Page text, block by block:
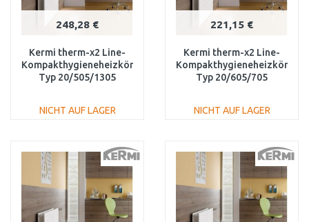
248,28 €
Kermi therm-x2 Line-
Kompakthygieneheizkörper
Typ 20/505/1305
NICHT AUF LAGER
Vergleichen
221,15 €
Kermi therm-x2 Line-
Kompakthygieneheizkörper
Typ 20/605/705
NICHT AUF LAGER
Vergleichen